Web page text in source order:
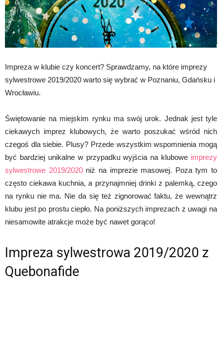
Impreza w klubie czy koncert? Sprawdzamy, na które imprezy
sylwestrowe 2019/2020 warto się wybrać w Poznaniu, Gdańsku i
Wrocławiu.
Świętowanie na miejskim rynku ma swój urok. Jednak jest tyle
ciekawych imprez klubowych, że warto poszukać wśród nich
czegoś dla siebie. Plusy? Przede wszystkim wspomnienia mogą
być bardziej unikalne w przypadku wyjścia na klubowe imprezy
sylwestrowe 2019/2020niż na imprezie masowej. Poza tym to
często ciekawa kuchnia, a przynajmniej drinki z palemką, czego
na rynku nie ma. Nie da się też zignorować faktu, że wewnątrz
klubu jest po prostu ciepło. Na poniższych imprezach z uwagi na
niesamowite atrakcje może być nawet gorąco!
Impreza sylwestrowa 2019/2020 z
Quebonafide